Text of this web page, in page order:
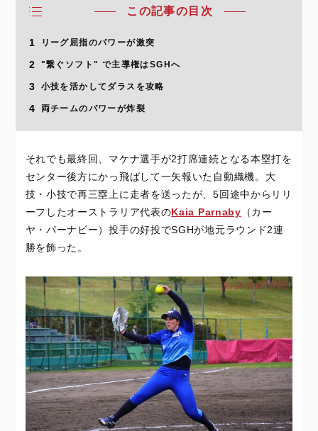
この記事の目次
1 リーグ屈指のパワーが激突
2 "繋ぐソフト" で主導権はSGHへ
3 小技を活かしてダラスを攻略
4 両チームのパワーが炸裂
それでも最終回、マケナ選手が2打席連続となる本塁打を
センター後方にかっ飛ばして一矢報いた自動織機。大
技・小技で再三塁上に走者を送ったが、5回途中からリリ
ーフしたオーストラリア代表のKaia Parnaby （カー
ヤ・パーナビー）投手の好投でSGHが地元ラウンド2連
勝を飾った。